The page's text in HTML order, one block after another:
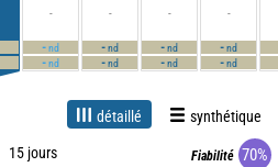
-
-nd
-nd
-
-nd
-nd
-
-nd
-nd
-
-nd
-nd
détaillé synthétique
15 jours Fiabilité 70%